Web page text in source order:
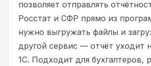
позволяет отправлять
Росстат и СФР прямо из
нужно выгружать файлы и
другой сервис — отчёт уходит
1С. Подходит для бухгалтеров,